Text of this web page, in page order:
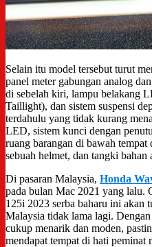
Selain itu model tersebut turut
panel meter gabungan analog
di sebelah kiri, lampu belakang
Taillight), dan sistem suspensi
terdahulu yang tidak kurang
LED, sistem kunci dengan
ruang barangan di bawah
sebuah helmet, dan tangki bahan
Di pasaran Malaysia, Honda
pada bulan Mac 2021 yang lalu.
125i 2023 serba baharu ini akan
Malaysia tidak lama lagi.
cukup menarik dan moden,
mendapat tempat di hati peminat